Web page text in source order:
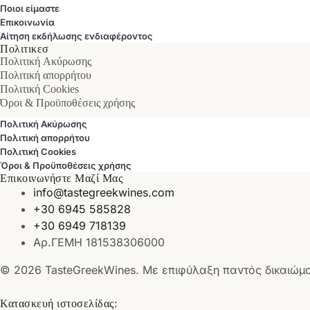
Ποιοι είμαστε
Επικοινωνία
Αίτηση εκδήλωσης ενδιαφέροντος
Πολιτικεσ
Πολιτική Ακύρωσης
Πολιτική απορρήτου
Πολιτική Cookies
Όροι & Προϋποθέσεις χρήσης
Πολιτική Ακύρωσης
Πολιτική απορρήτου
Πολιτική Cookies
Όροι & Προϋποθέσεις χρήσης
Επικοινωνήστε Μαζί Μας
info@tastegreekwines.com
+30 6945 585828
+30 6949 718139
Αρ.ΓΕΜΗ 181538306000
© 2026 TasteGreekWines. Με επιφύλαξη παντός
Κατασκευή ιστοσελίδας: